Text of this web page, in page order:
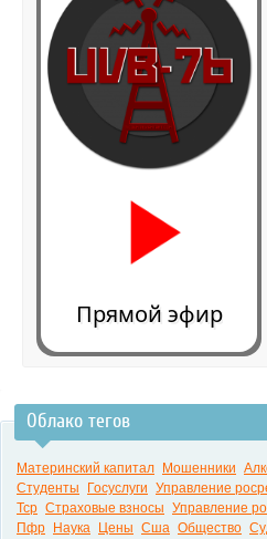
Прямой эфир
Облако тегов
Материнский капитал Мошенники
Студенты
Госуслуги Управление
Тср Страховые взносы Управление
Пфр
Наука Цены Сша Общество